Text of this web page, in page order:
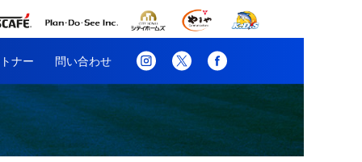
ナー 問い合わせ